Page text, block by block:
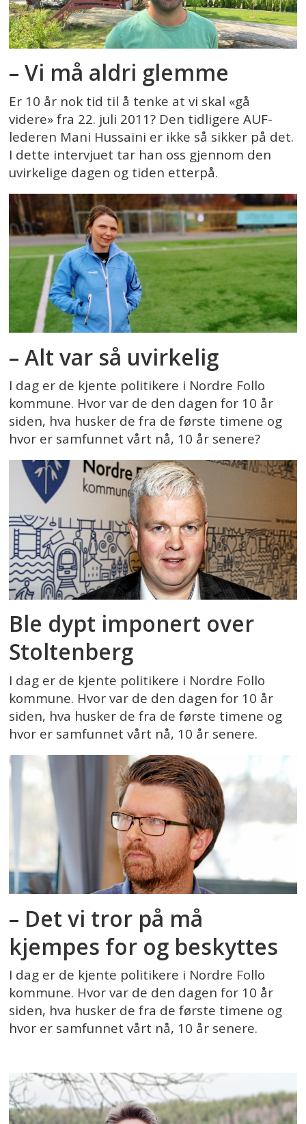
– Vi må aldri glemme
Er 10 år nok tid til å tenke at vi skal «gå
videre» fra 22. juli 2011? Den tidligere AUF-
lederen Mani Hussaini er ikke så sikker på det.
I dette intervjuet tar han oss gjennom den
uvirkelige dagen og tiden etterpå.
– Alt var så uvirkelig
I dag er de kjente politikere i Nordre Follo
kommune. Hvor var de den dagen for 10 år
siden, hva husker de fra de første timene og
hvor er samfunnet vårt nå, 10 år senere?
Ble dypt imponert over
Stoltenberg
I dag er de kjente politikere i Nordre Follo
kommune. Hvor var de den dagen for 10 år
siden, hva husker de fra de første timene og
hvor er samfunnet vårt nå, 10 år senere.
– Det vi tror på må
kjempes for og beskyttes
I dag er de kjente politikere i Nordre Follo
kommune. Hvor var de den dagen for 10 år
siden, hva husker de fra de første timene og
hvor er samfunnet vårt nå, 10 år senere.